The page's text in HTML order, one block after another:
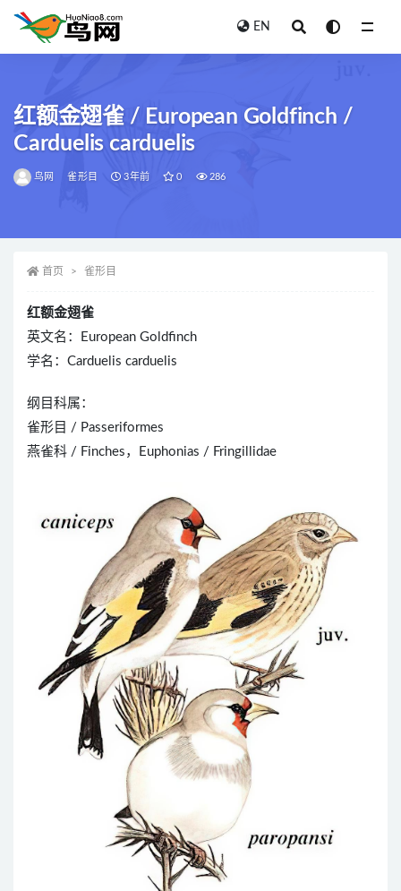
EN
红额金翅雀 / European Goldfinch /
Carduelis carduelis
鸟网 雀形目 3年前 0 286
首页 雀形目
红额金翅雀
英文名：European Goldfinch
学名：Carduelis carduelis
纲目科属：
雀形目 / Passeriformes
燕雀科 / Finches，Euphonias / Fringillidae